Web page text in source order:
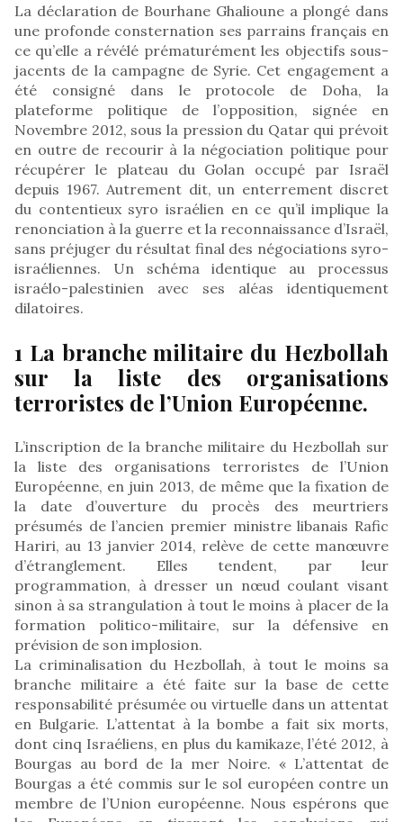
La déclaration de Bourhane Ghalioune a plongé dans
une profonde consternation ses parrains français en
ce qu’elle a révélé prématurément les objectifs sous-
jacents de la campagne de Syrie. Cet engagement a
été consigné dans le protocole de Doha, la
plateforme politique de l’opposition, signée en
Novembre 2012, sous la pression du Qatar qui prévoit
en outre de recourir à la négociation politique pour
récupérer le plateau du Golan occupé par Israël
depuis 1967. Autrement dit, un enterrement discret
du contentieux syro israélien en ce qu’il implique la
renonciation à la guerre et la reconnaissance d’Israël,
sans préjuger du résultat final des négociations syro-
israéliennes. Un schéma identique au processus
israélo-palestinien avec ses aléas identiquement
dilatoires.
1 La branche militaire du Hezbollah
sur la liste des organisations
terroristes de l’Union Européenne.
L’inscription de la branche militaire du Hezbollah sur
la liste des organisations terroristes de l’Union
Européenne, en juin 2013, de même que la fixation de
la date d’ouverture du procès des meurtriers
présumés de l’ancien premier ministre libanais Rafic
Hariri, au 13 janvier 2014, relève de cette manœuvre
d’étranglement. Elles tendent, par leur
programmation, à dresser un nœud coulant visant
sinon à sa strangulation à tout le moins à placer de la
formation politico-militaire, sur la défensive en
prévision de son implosion.
La criminalisation du Hezbollah, à tout le moins sa
branche militaire a été faite sur la base de cette
responsabilité présumée ou virtuelle dans un attentat
en Bulgarie. L’attentat à la bombe a fait six morts,
dont cinq Israéliens, en plus du kamikaze, l’été 2012, à
Bourgas au bord de la mer Noire. « L’attentat de
Bourgas a été commis sur le sol européen contre un
membre de l’Union européenne. Nous espérons que